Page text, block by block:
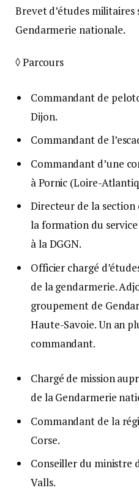
Brevet d’études militaires
Gendarmerie nationale.
◊ Parcours
Commandant de
Dijon.
Commandant de
Commandant d’une
à Pornic (Loire-
Directeur de la section
la formation du
à la DGGN.
Officier chargé
de la gendarmerie.
groupement de
Haute-Savoie. Un an
commandant.
Chargé de mission
de la Gendarmerie
Commandant de la
Corse.
Conseiller du ministre
Valls.